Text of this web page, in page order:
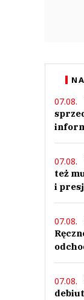
07.08.
07.08.
też
i
07.08.
07.08.
debiut